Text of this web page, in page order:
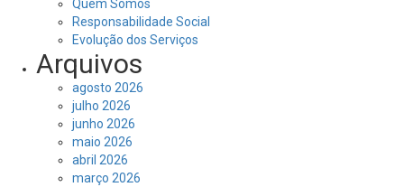
Quem Somos
Responsabilidade Social
Evolução dos Serviços
Arquivos
agosto 2026
julho 2026
junho 2026
maio 2026
abril 2026
março 2026